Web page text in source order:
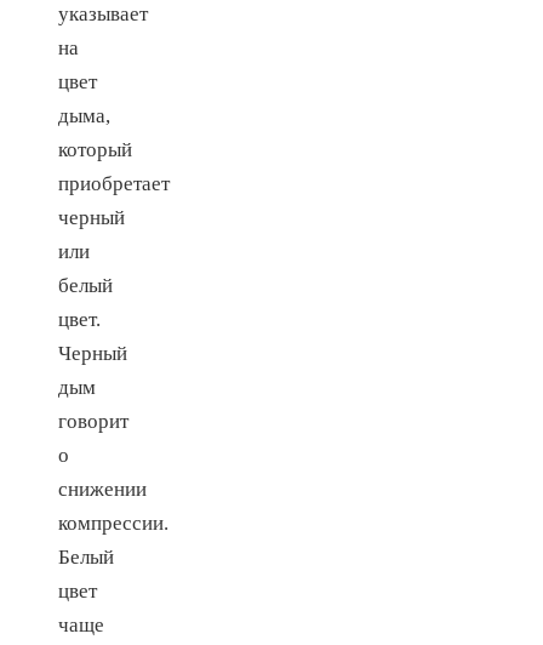
указывает
на
цвет
дыма,
который
приобретает
черный
или
белый
цвет.
Черный
дым
говорит
о
снижении
компрессии.
Белый
цвет
чаще